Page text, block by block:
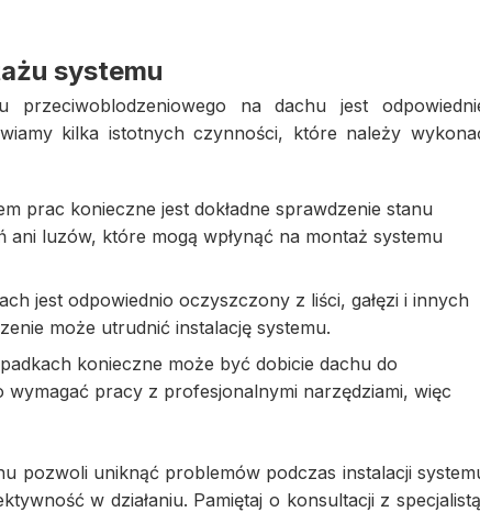
systemu
przeciwoblodzeniowego na dachu jest
kilka istotnych czynności, które należy
prac konieczne jest dokładne sprawdzenie stanu
ani luzów, które mogą wpłynąć na montaż systemu
jest odpowiednio oczyszczony z liści, gałęzi i innych
może utrudnić instalację systemu.
konieczne może być dobicie dachu do
pracy z profesjonalnymi narzędziami, więc
pozwoli uniknąć problemów podczas instalacji
w działaniu. Pamiętaj o konsultacji z